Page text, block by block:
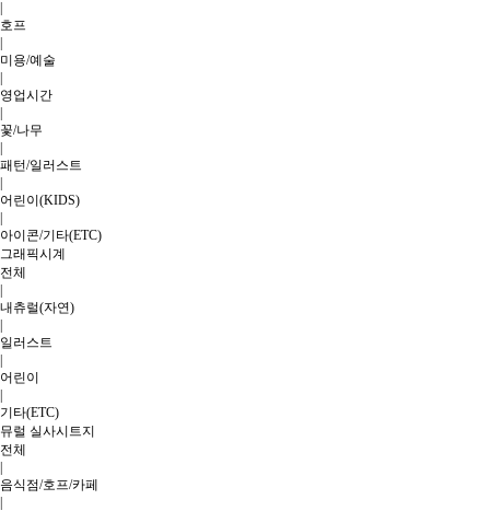
호프
미용/예술
영업시간
꽃/나무
패턴/일러스트
어린이(KIDS)
아이콘/기타(ETC)
그래픽시계
전체
내츄럴(자연)
일러스트
어린이
기타(ETC)
뮤럴 실사시트지
전체
음식점/호프/카페